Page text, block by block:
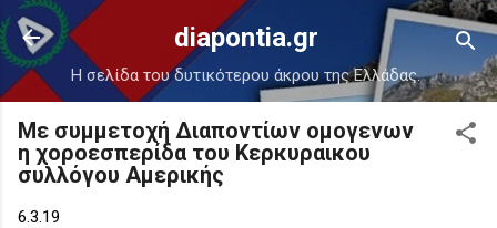
Μετάβαση στο κύριο περιεχόμενο
diapontia.gr
Η σελίδα του δυτικότερου άκρου της Ελλάδας.
Με συμμετοχή Διαποντίων ομογενων
η χοροεσπερίδα του Κερκυραικου
συλλόγου Αμερικής
6.3.19